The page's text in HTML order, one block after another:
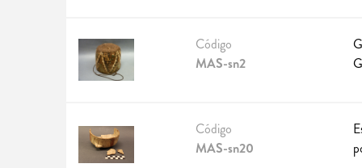
Código
MAS-sn2
Código
MAS-sn20